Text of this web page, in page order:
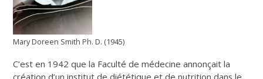
Mary Doreen Smith Ph. D. (1945)
C’est en 1942 que la Faculté de médecine annonçait la
création d’un institut de diététique et de nutrition dans le